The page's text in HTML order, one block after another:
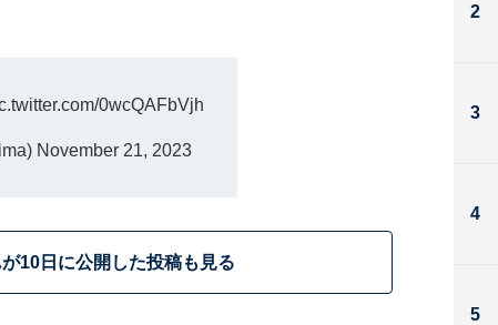
0wcQAFbVjh
November 21, 2023
10日に公開した投稿も見る
2
3
4
5